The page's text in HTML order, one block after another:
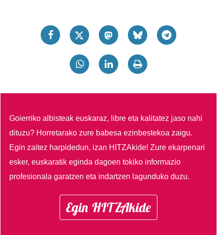
Goierriko albisteak euskaraz, libre eta kalitatez jaso nahi
dituzu? Horretarako zure babesa ezinbestekoa zaigu.
Egin zaitez harpidedun, izan HITZAkide!Zure ekarpenari
esker, euskaratik eginda dagoen tokiko informazio
profesionala garatzen eta indartzen lagunduko duzu.
Egin HITZAkide